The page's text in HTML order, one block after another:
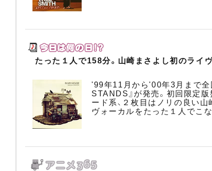
たった１人で158分。山崎まさよし初のライ
'99年11月から'00年3月まで全
STANDS』が発売。初回限定
ード系、２枚目はノリの良い
ヴォーカルをたった１人でこ